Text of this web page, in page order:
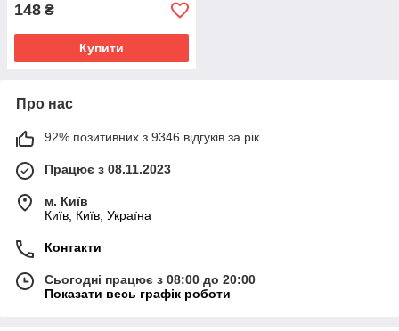
148 ₴
Купити
Про нас
92% позитивних з 9346 відгуків за рік
Працює з 08.11.2023
м. Київ
Київ, Київ, Україна
Контакти
Сьогодні працює з 08:00 до 20:00
Показати весь графік роботи